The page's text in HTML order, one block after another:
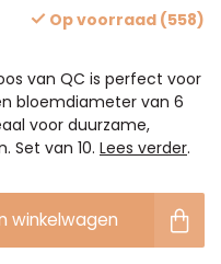
Op voorraad (558)
van QC is perfect voor
bloemdiameter van 6
voor duurzame,
Set van 10. Lees verder.
winkelwagen